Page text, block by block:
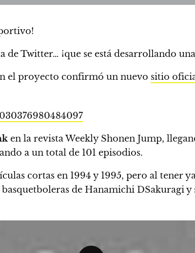
de Twitter… ¡que se está desarrollando
el proyecto confirmó un nuevo sitio
en la revista Weekly Shonen Jump,
a un total de 101 episodios.
cortas en 1994 y 1995, pero al tener
de Hanamichi DSakuragi y